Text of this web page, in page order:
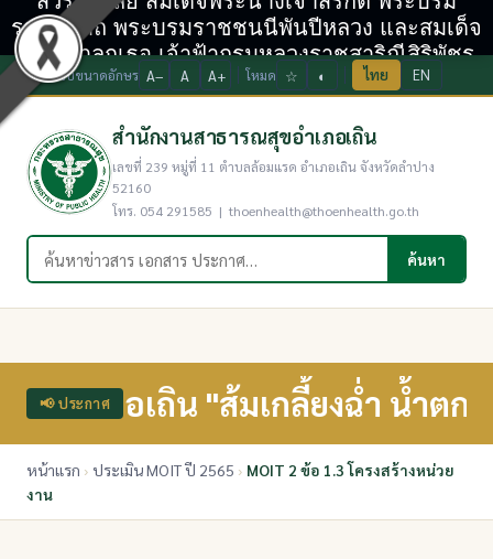
ราชินีนาถ พระบรมราชชนนีพันปีหลวง และสมเด็จ
พระเจ้าลูกเธอ เจ้าฟ้ากรมหลวงราชสาริณีสิริพัชร
มหาวัชรราชธิดา
ปรับขนาดอักษร A− A A+ โหมด ☆ ◐ ไทย EN
สำนักงานสาธารณสุขอำเภอเถิน
เลขที่ 239 หมู่ที่ 11 ตำบลล้อมแรด อำเภอเถิน จังหวัดลำปาง
52160
โทร. 054 291585 | thoenhealth@thoenhealth.go.th
ค้นหาในเว็บไซต์
ค้นหา
📢 ประกาศ
เถิน "ส้มเกลี้ยงฉ่ำ น้ำตกง
หน้าแรก › ประเมิน MOIT ปี 2565 › MOIT 2 ข้อ 1.3 โครงสร้างหน่วย
งาน